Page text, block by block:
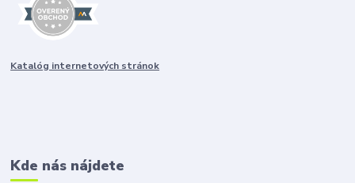
Katalóg internetových stránok
Kde nás nájdete